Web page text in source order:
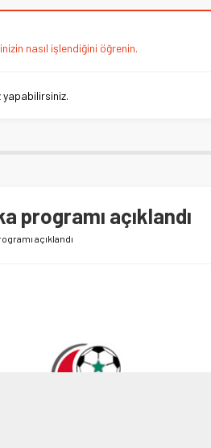
nasıl işlendiğini öğrenin.
yapabilirsiniz.
programı açıklandı
açıklandı